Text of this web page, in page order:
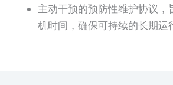
主动干预的预防性维护协议，
机时间，确保可持续的长期运